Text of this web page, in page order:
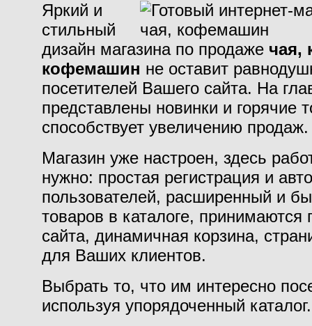
Яркий и
стильный
дизайн магазина по продаже чая,
кофемашин не оставит
посетителей Вашего сайта. На
представлены новинки и горячие
способствует увеличению продаж.
Магазин уже настроен, здесь
нужно: простая регистрация и
пользователей, расширенный и
товаров в каталоге, принимаются
сайта, динамичная корзина,
для Ваших клиентов.
Выбрать то, что им интересно
используя упорядоченный каталог.